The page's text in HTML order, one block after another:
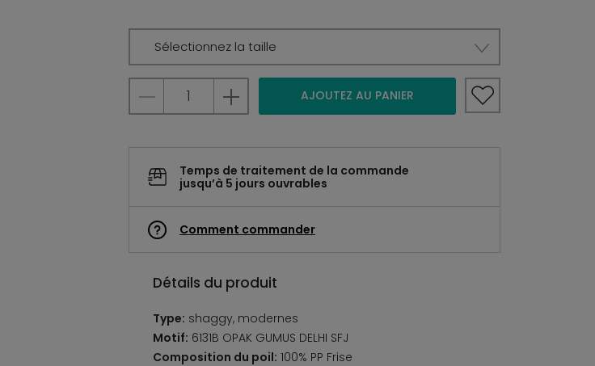
Sélectionnez la taille
AJOUTEZ AU PANIER
Temps de traitement de la commande
jusqu’à 5 jours ouvrables
Comment commander
Détails du produit
Type: shaggy, modernes
Motif: 6131B OPAK GUMUS DELHI SFJ
Composition du poil: 100% PP Frise